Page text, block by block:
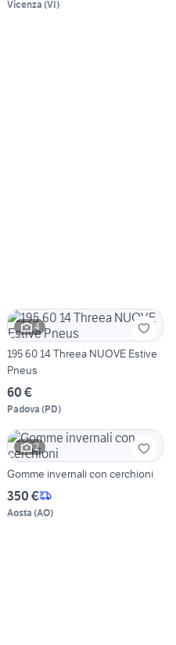
Vicenza (VI)
4
195 60 14 Threea NUOVE Estive
Pneus
60 €
Padova (PD)
2
Gomme invernali con cerchioni
350 €
Aosta (AO)